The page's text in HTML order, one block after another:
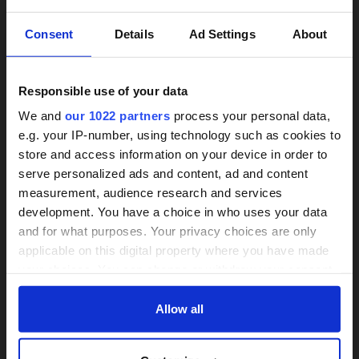
Consent Details Ad Settings About
Responsible use of your data
We and our 1022 partners process your personal data,
e.g. your IP-number, using technology such as cookies to
store and access information on your device in order to
serve personalized ads and content, ad and content
measurement, audience research and services
development. You have a choice in who uses your data
and for what purposes. Your privacy choices are only
applicable on this digital property where you have made
any time from the Cookie Declaration or by clicking on
Allow all
Treppenlifte unverbindlich
vergleichen
Wir informieren zu Arten und Preisen
Mit einer Anfrage bis zu 3 Angebote
Bis zu 30 % sparen und 4.000 €
24h-Betreuungskraft
gesucht?
Über 800 Anbieter